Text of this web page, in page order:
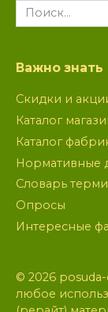
Search
for:
Важно знать
Скидки и
Каталог
Каталог
Нормативные
Словарь
Опросы
Интересные
© 2026
любое